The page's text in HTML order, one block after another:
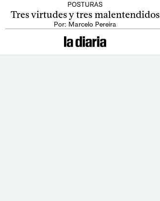
POSTURAS
Tres virtudes y tres malentendidos
Por: Marcelo Pereira